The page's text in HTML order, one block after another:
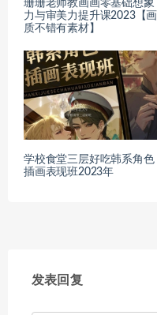
珊珊老师教画画零基础想象
力与审美力提升课2023【画
质不错有素材】
学校食堂三层好吃韩系角色
插画表现班2023年
发表回复